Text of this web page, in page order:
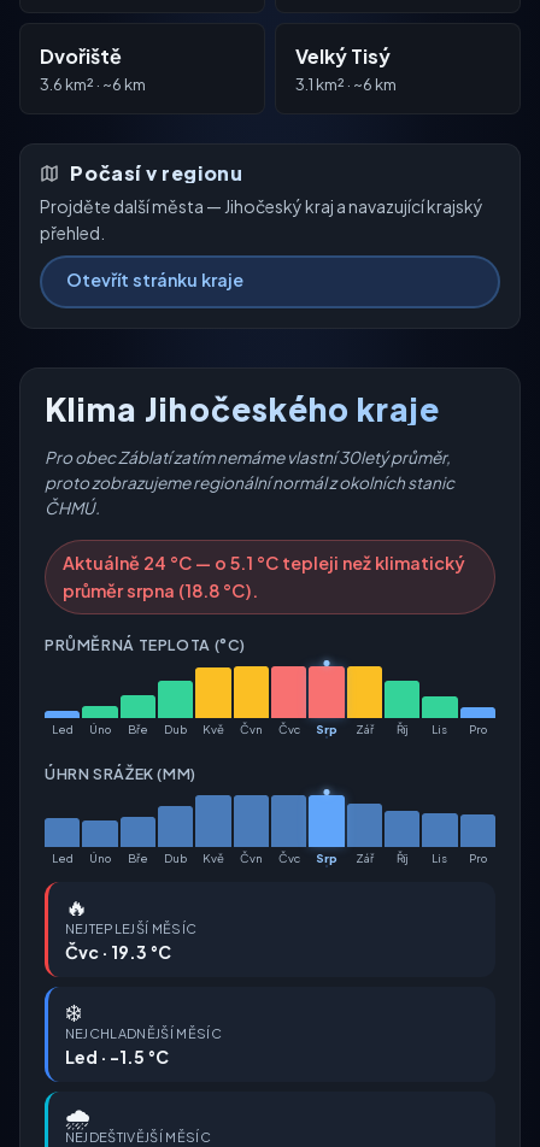
Dvořiště
3.6 km² · ~6 km
Velký Tisý
3.1 km² · ~6 km
Počasí v regionu
Projděte další města — Jihočeský kraj a navazující krajský
přehled.
Otevřít stránku kraje
Klima Jihočeského kraje
Pro obec Záblatí zatím nemáme vlastní 30letý průměr,
proto zobrazujeme regionální normál z okolních stanic
ČHMÚ.
Aktuálně 24 °C — o 5.1 °C tepleji než klimatický
průměr srpna (18.8 °C).
PRŮMĚRNÁ TEPLOTA (°C)
Led Úno Bře Dub Kvě Čvn Čvc Srp Zář Říj Lis Pro
ÚHRN SRÁŽEK (MM)
Led Úno Bře Dub Kvě Čvn Čvc Srp Zář Říj Lis Pro
🔥
NEJTEPLEJŠÍ MĚSÍC
Čvc · 19.3 °C
❄️
NEJCHLADNĚJŠÍ MĚSÍC
Led · -1.5 °C
🌧️
NEJDEŠTIVĚJŠÍ MĚSÍC